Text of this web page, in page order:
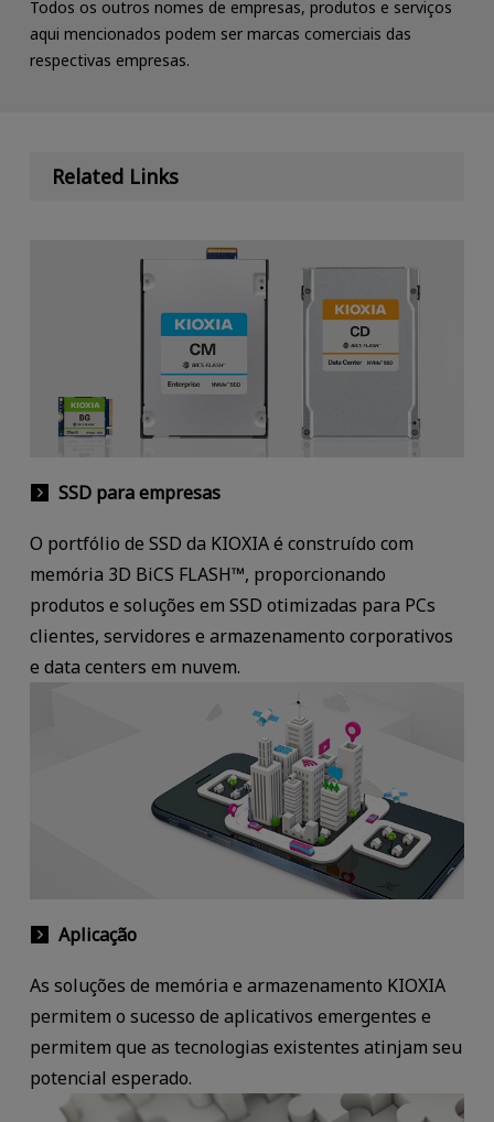
Todos os outros nomes de empresas, produtos e serviços
aqui mencionados podem ser marcas comerciais das
respectivas empresas.
Related Links
SSD para empresas
O portfólio de SSD da KIOXIA é construído com
memória 3D BiCS FLASH™, proporcionando
produtos e soluções em SSD otimizadas para PCs
clientes, servidores e armazenamento corporativos
e data centers em nuvem.
Aplicação
As soluções de memória e armazenamento KIOXIA
permitem o sucesso de aplicativos emergentes e
permitem que as tecnologias existentes atinjam seu
potencial esperado.